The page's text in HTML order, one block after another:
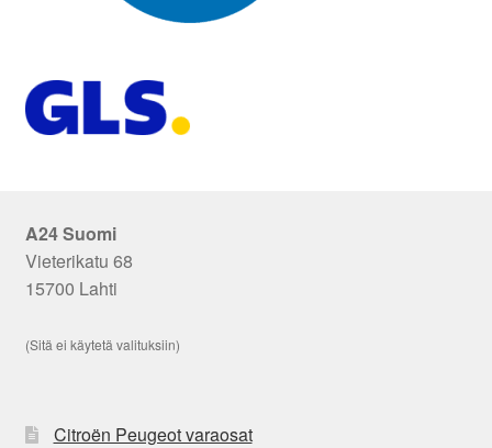
A24 Suomi
Vieterikatu 68
15700 Lahti
(Sitä ei käytetä valituksiin)
Citroën Peugeot varaosat